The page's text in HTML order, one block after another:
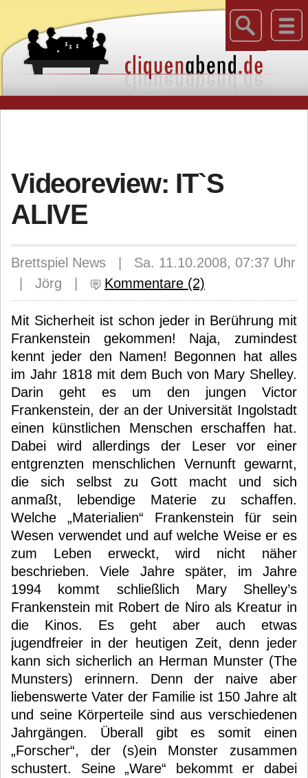
Videoreview: IT`S
ALIVE
Brettspiel News | Sa. 11.10.2008, 07:37 Uhr
| Jörg |
Kommentare (2)
Mit Sicherheit ist schon jeder in Berührung mit
Frankenstein gekommen! Naja, zumindest
kennt jeder den Namen! Begonnen hat alles
im Jahr 1818 mit dem Buch von Mary Shelley.
Darin geht es um den jungen Victor
Frankenstein, der an der Universität Ingolstadt
einen künstlichen Menschen erschaffen hat.
Dabei wird allerdings der Leser vor einer
entgrenzten menschlichen Vernunft gewarnt,
die sich selbst zu Gott macht und sich
anmaßt, lebendige Materie zu schaffen.
Welche „Materialien“ Frankenstein für sein
Wesen verwendet und auf welche Weise er es
zum Leben erweckt, wird nicht näher
beschrieben. Viele Jahre später, im Jahre
1994 kommt schließlich Mary Shelley’s
Frankenstein mit Robert de Niro als Kreatur in
die Kinos. Es geht aber auch etwas
jugendfreier in der heutigen Zeit, denn jeder
kann sich sicherlich an Herman Munster (The
Munsters) erinnern. Denn der naive aber
liebenswerte Vater der Familie ist 150 Jahre alt
und seine Körperteile sind aus verschiedenen
Jahrgängen. Überall gibt es somit einen
„Forscher“, der (s)ein Monster zusammen
schustert. Seine „Ware“ bekommt er dabei